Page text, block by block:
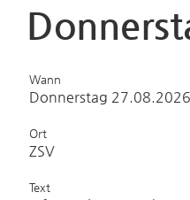
Wann
Donnerstag
Ort
ZSV
Text